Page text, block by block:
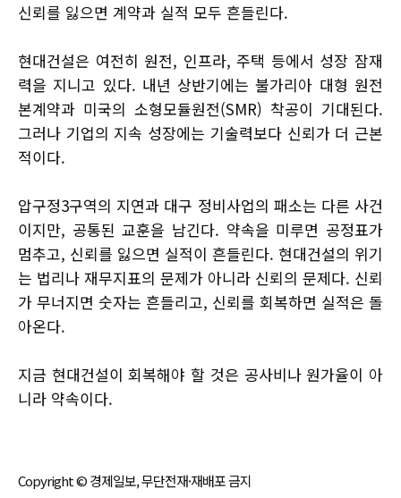
신뢰를 잃으면 계약과 실적 모두 흔들린다.
현대건설은 여전히 원전, 인프라, 주택 등에서 성장 잠재
력을 지니고 있다. 내년 상반기에는 불가리아 대형 원전
본계약과 미국의 소형모듈원전(SMR) 착공이 기대된다.
그러나 기업의 지속 성장에는 기술력보다 신뢰가 더 근본
적이다.
압구정3구역의 지연과 대구 정비사업의 패소는 다른 사건
이지만, 공통된 교훈을 남긴다. 약속을 미루면 공정표가
멈추고, 신뢰를 잃으면 실적이 흔들린다. 현대건설의 위기
는 법리나 재무지표의 문제가 아니라 신뢰의 문제다. 신뢰
가 무너지면 숫자는 흔들리고, 신뢰를 회복하면 실적은 돌
아온다.
지금 현대건설이 회복해야 할 것은 공사비나 원가율이 아
니라 약속이다.
Copyright © 경제일보, 무단전재·재배포 금지